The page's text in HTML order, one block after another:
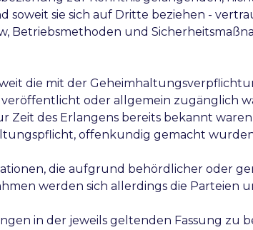
soweit sie sich auf Dritte beziehen -
Betriebsmethoden und
die mit der
oder allgemein zugänglich
des Erlangens bereits bekannt
offenkundig gemacht
die aufgrund behördlicher oder
werden sich allerdings die Parteien
in der jeweils geltenden Fassung zu